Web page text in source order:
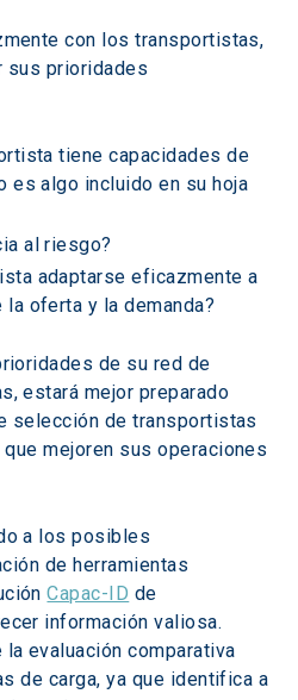
con los transportistas,
sus prioridades
tiene capacidades de
es algo incluido en su hoja
al riesgo?
adaptarse eficazmente a
oferta y la demanda?
de su red de
estará mejor preparado
selección de transportistas
mejoren sus operaciones
a los posibles
de herramientas
Capac-ID de
información valiosa.
evaluación comparativa
de carga, ya que identifica a